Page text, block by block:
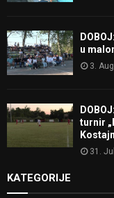
u
3.
turnir
31.
KATEGORIJE